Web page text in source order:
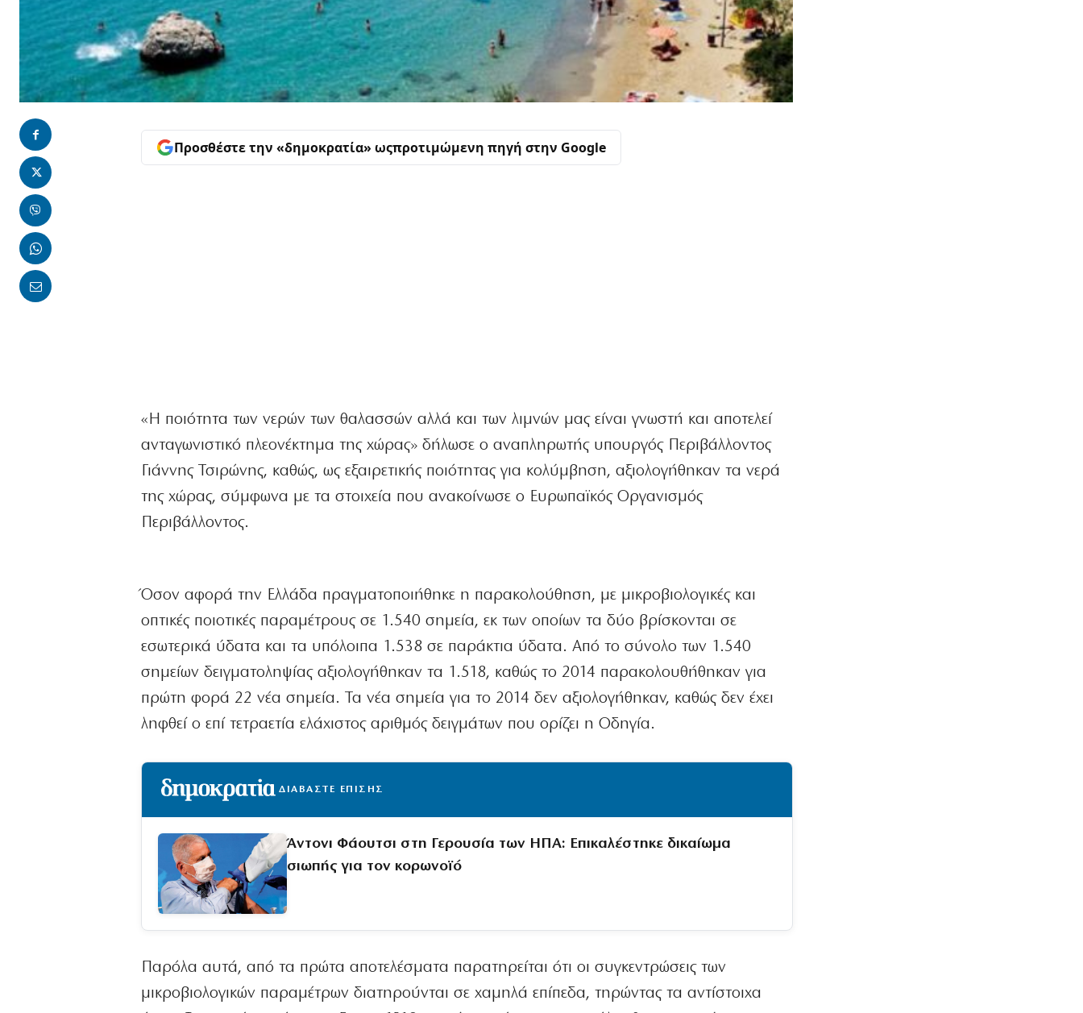
Προσθέστε την «δημοκρατία» ωςπροτιμώμενη πηγή στην Google
«Η ποιότητα των νερών των θαλασσών αλλά και των λιμνών μας είναι γνωστή και αποτελεί
ανταγωνιστικό πλεονέκτημα της χώρας» δήλωσε ο αναπληρωτής υπουργός Περιβάλλοντος
Γιάννης Τσιρώνης, καθώς, ως εξαιρετικής ποιότητας για κολύμβηση, αξιολογήθηκαν τα νερά
της χώρας, σύμφωνα με τα στοιχεία που ανακοίνωσε ο Ευρωπαϊκός Οργανισμός
Περιβάλλοντος.
Όσον αφορά την Ελλάδα πραγματοποιήθηκε η παρακολούθηση, με μικροβιολογικές και
οπτικές ποιοτικές παραμέτρους σε 1.540 σημεία, εκ των οποίων τα δύο βρίσκονται σε
εσωτερικά ύδατα και τα υπόλοιπα 1.538 σε παράκτια ύδατα. Από το σύνολο των 1.540
σημείων δειγματοληψίας αξιολογήθηκαν τα 1.518, καθώς το 2014 παρακολουθήθηκαν για
πρώτη φορά 22 νέα σημεία. Τα νέα σημεία για το 2014 δεν αξιολογήθηκαν, καθώς δεν έχει
ληφθεί ο επί τετραετία ελάχιστoς αριθμός δειγμάτων που ορίζει η Οδηγία.
ΔΙΑΒΑΣΤΕ ΕΠΙΣΗΣ
Άντονι Φάουτσι στη Γερουσία των ΗΠΑ: Επικαλέστηκε δικαίωμα
σιωπής για τον κορωνοϊό
Παρόλα αυτά, από τα πρώτα αποτελέσματα παρατηρείται ότι οι συγκεντρώσεις των
μικροβιολογικών παραμέτρων διατηρούνται σε χαμηλά επίπεδα, τηρώντας τα αντίστοιχα